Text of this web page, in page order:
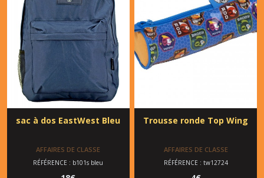
sac à dos EastWest Bleu
AFFAIRES DE CLASSE
RÉFÉRENCE : b101s bleu
Trousse ronde Top Wing
AFFAIRES DE CLASSE
RÉFÉRENCE : tw12724